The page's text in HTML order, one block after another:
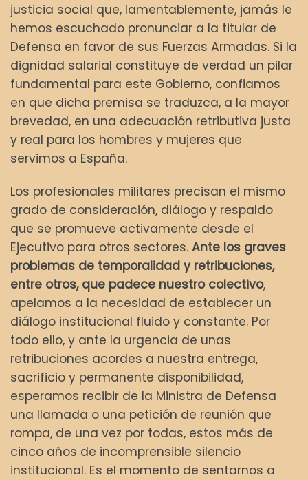
justicia social que, lamentablemente, jamás le
hemos escuchado pronunciar a la titular de
Defensa en favor de sus Fuerzas Armadas. Si la
dignidad salarial constituye de verdad un pilar
fundamental para este Gobierno, confiamos
en que dicha premisa se traduzca, a la mayor
brevedad, en una adecuación retributiva justa
y real para los hombres y mujeres que
servimos a España.
Los profesionales militares precisan el mismo
grado de consideración, diálogo y respaldo
que se promueve activamente desde el
Ejecutivo para otros sectores. Ante los graves
problemas de temporalidad y retribuciones,
entre otros, que padece nuestro colectivo,
apelamos a la necesidad de establecer un
diálogo institucional fluido y constante. Por
todo ello, y ante la urgencia de unas
retribuciones acordes a nuestra entrega,
sacrificio y permanente disponibilidad,
esperamos recibir de la Ministra de Defensa
una llamada o una petición de reunión que
rompa, de una vez por todas, estos más de
cinco años de incomprensible silencio
institucional. Es el momento de sentarnos a